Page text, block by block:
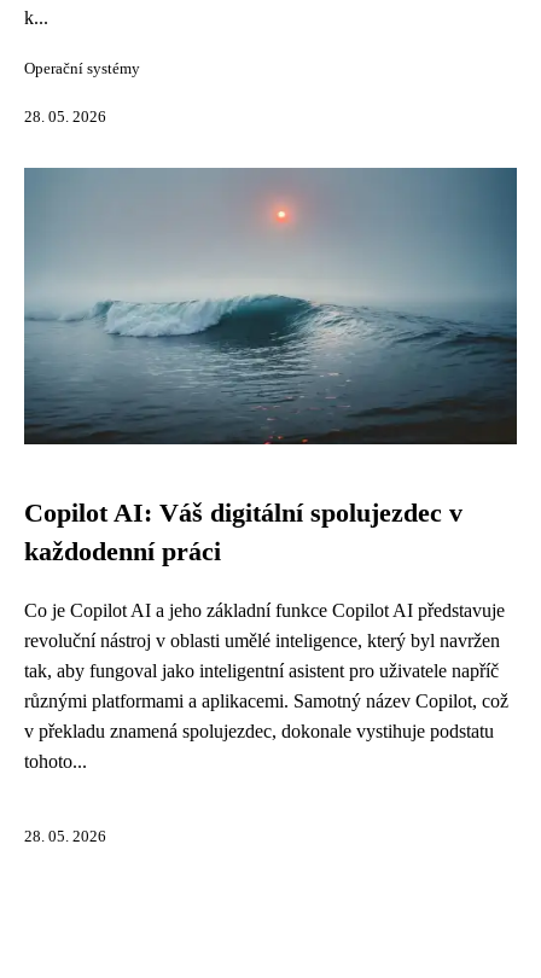
k...
Operační systémy
28. 05. 2026
Copilot AI: Váš digitální spolujezdec v
každodenní práci
Co je Copilot AI a jeho základní funkce Copilot AI představuje
revoluční nástroj v oblasti umělé inteligence, který byl navržen
tak, aby fungoval jako inteligentní asistent pro uživatele napříč
různými platformami a aplikacemi. Samotný název Copilot, což
v překladu znamená spolujezdec, dokonale vystihuje podstatu
tohoto...
28. 05. 2026